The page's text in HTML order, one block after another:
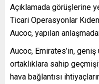
Açıklamada görüşlerine
Ticari Operasyonlar
Aucoc, yapılan
Aucoc, Emirates’in,
ortaklıklara sahip
hava bağlantısı